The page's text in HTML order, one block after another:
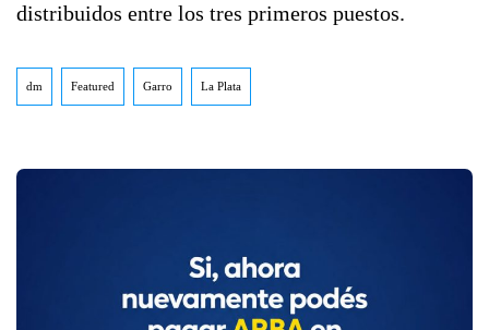
distribuidos entre los tres primeros puestos.
dm Featured Garro La Plata